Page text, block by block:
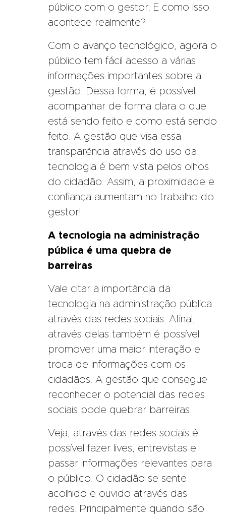
público com o gestor. E como isso
acontece realmente?
Com o avanço tecnológico, agora o
público tem fácil acesso a várias
informações importantes sobre a
gestão. Dessa forma, é possível
acompanhar de forma clara o que
está sendo feito e como está sendo
feito. A gestão que visa essa
transparência através do uso da
tecnologia é bem vista pelos olhos
do cidadão. Assim, a proximidade e
confiança aumentam no trabalho do
gestor!
A tecnologia na administração
pública é uma quebra de
barreiras
Vale citar a importância da
tecnologia na administração pública
através das redes sociais. Afinal,
através delas também é possível
promover uma maior interação e
troca de informações com os
cidadãos. A gestão que consegue
reconhecer o potencial das redes
sociais pode quebrar barreiras.
Veja, através das redes sociais é
possível fazer lives, entrevistas e
passar informações relevantes para
o público. O cidadão se sente
acolhido e ouvido através das
redes. Principalmente quando são